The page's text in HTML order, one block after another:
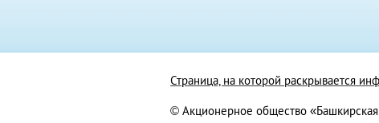
Страница, на которой раскрывается
© Акционерное общество